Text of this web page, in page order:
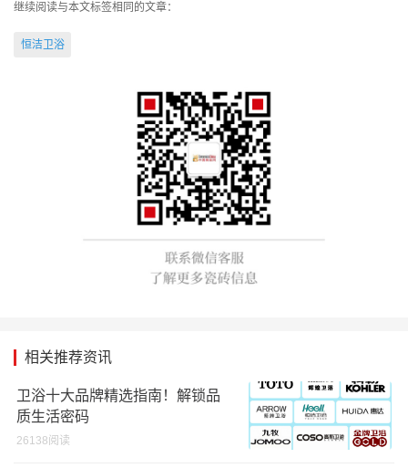
继续阅读与本文标签相同的文章：
恒洁卫浴
相关推荐资讯
卫浴十大品牌精选指南！解锁品
质生活密码
26138阅读